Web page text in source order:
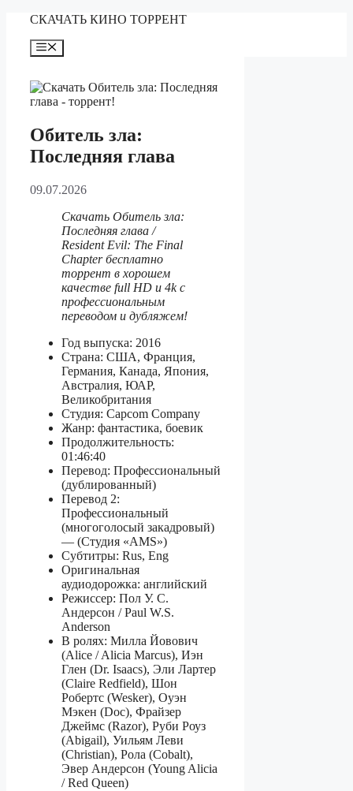
Перейти
содержимому
СКАЧАТЬ КИНО ТОРРЕНТ
Меню
Обитель зла:
Последняя глава
09.07.2026
Скачать Обитель зла:
Последняя глава /
Resident Evil: The Final
Chapter бесплатно
торрент в хорошем
качестве full HD и 4k с
профессиональным
переводом и дубляжем!
Год выпуска: 2016
Страна: США, Франция,
Германия, Канада, Япония,
Австралия, ЮАР,
Великобритания
Студия: Capcom Company
Жанр: фантастика, боевик
Продолжительность:
01:46:40
Перевод: Профессиональный
(дублированный)
Перевод 2:
Профессиональный
(многоголосый закадровый)
— (Студия «AMS»)
Субтитры: Rus, Eng
Оригинальная
аудиодорожка: английский
Режиссер: Пол У. С.
Андерсон / Paul W.S.
Anderson
В ролях: Милла Йовович
(Alice / Alicia Marcus), Иэн
Глен (Dr. Isaacs), Эли Лартер
(Claire Redfield), Шон
Робертс (Wesker), Оуэн
Мэкен (Doc), Фрайзер
Джеймс (Razor), Руби Роуз
(Abigail), Уильям Леви
(Christian), Рола (Cobalt),
Эвер Андерсон (Young Alicia
/ Red Queen)